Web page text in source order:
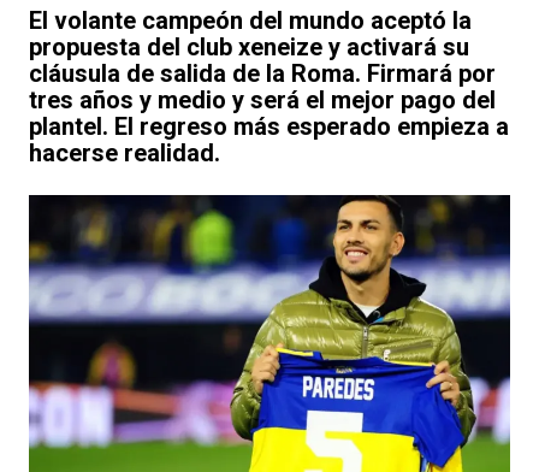
El volante campeón del mundo aceptó la
propuesta del club xeneize y activará su
cláusula de salida de la Roma. Firmará por
tres años y medio y será el mejor pago del
plantel. El regreso más esperado empieza a
hacerse realidad.